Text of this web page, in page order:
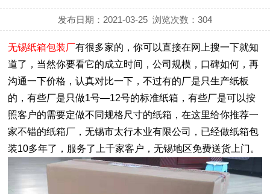
发布日期：2021-03-25 浏览次数：304
无锡纸箱包装厂有很多家的，你可以直接在网上搜一下就知
道了，当然你要看它的成立时间，公司规模，口碑如何，再
沟通一下价格，认真对比一下，不过有的厂是只生产纸板
的，有些厂是只做1号—12号的标准纸箱，有些厂是可以按
照客户的需要定做不同规格尺寸的纸箱，在这里给你推荐一
家不错的纸箱厂，无锡市太行木业有限公司，已经做纸箱包
装10多年了，服务了上千家客户，无锡地区免费送货上门。